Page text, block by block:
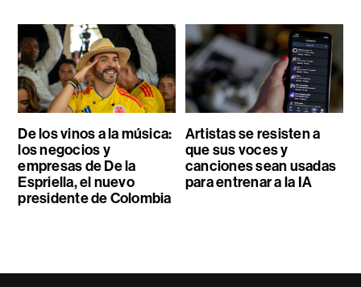
De los vinos a la música:
los negocios y
empresas de De la
Espriella, el nuevo
presidente de Colombia
Artistas se resisten a
que sus voces y
canciones sean usadas
para entrenar a la IA